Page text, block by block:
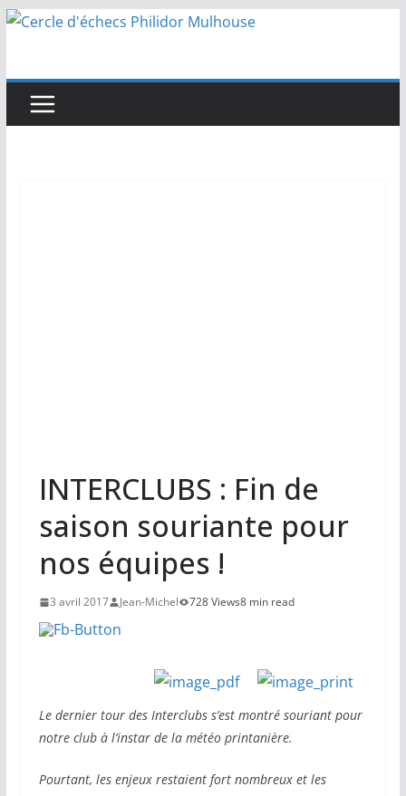
Passer
INTERCLUBS : Fin de
saison souriante pour
nos équipes !
3 avril 2017 Jean-Michel 728 Views8 min read
Le dernier tour des Interclubs s’est montré souriant pour
notre club à l’instar de la météo printanière.
Pourtant, les enjeux restaient fort nombreux et les